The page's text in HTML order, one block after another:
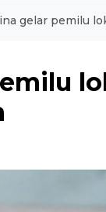
gelar pemilu